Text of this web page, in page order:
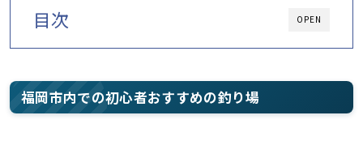
OPEN
目次
福岡市内での初心者おすすめの釣り場